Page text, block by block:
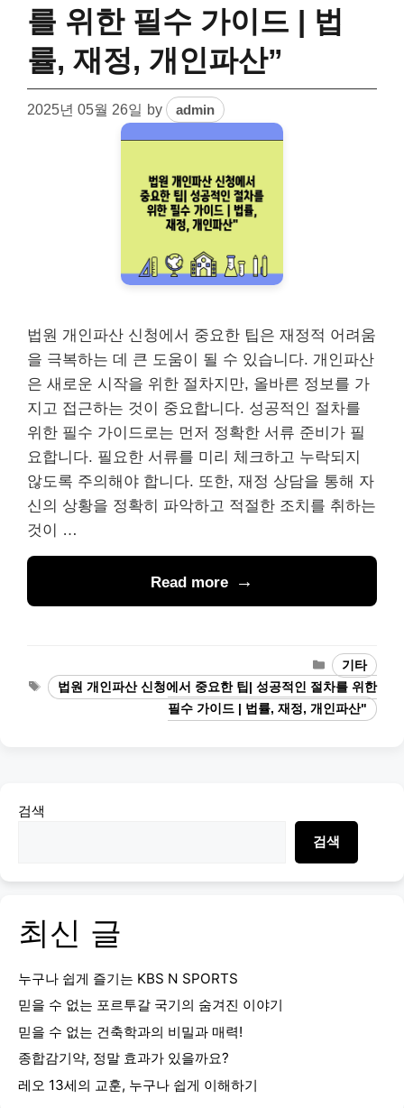
를 위한 필수 가이드 | 법
률, 재정, 개인파산”
2025년 05월 26일 by admin
법원 개인파산 신청에서 중요한 팁은 재정적 어려움
을 극복하는 데 큰 도움이 될 수 있습니다. 개인파산
은 새로운 시작을 위한 절차지만, 올바른 정보를 가
지고 접근하는 것이 중요합니다. 성공적인 절차를
위한 필수 가이드로는 먼저 정확한 서류 준비가 필
요합니다. 필요한 서류를 미리 체크하고 누락되지
않도록 주의해야 합니다. 또한, 재정 상담을 통해 자
신의 상황을 정확히 파악하고 적절한 조치를 취하는
것이 …
Read more
Categories
기타
Tags법원 개인파산 신청에서 중요한 팁| 성공적인 절차를 위한
필수 가이드 | 법률, 재정, 개인파산"
검색
검색
최신 글
누구나 쉽게 즐기는 KBS N SPORTS
믿을 수 없는 포르투갈 국기의 숨겨진 이야기
믿을 수 없는 건축학과의 비밀과 매력!
종합감기약, 정말 효과가 있을까요?
레오 13세의 교훈, 누구나 쉽게 이해하기